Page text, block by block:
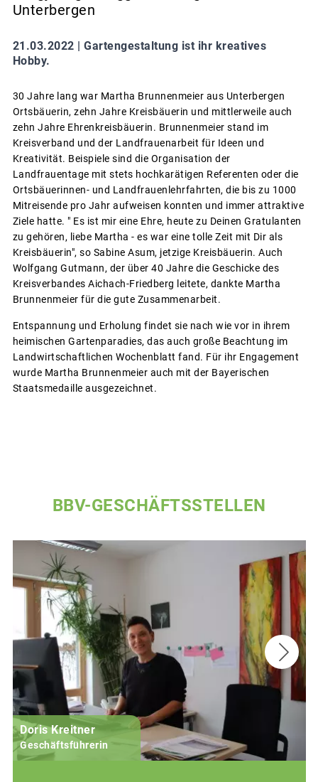
Unterbergen
21.03.2022 | Gartengestaltung ist ihr kreatives
Hobby.
30 Jahre lang war Martha Brunnenmeier aus Unterbergen
Ortsbäuerin, zehn Jahre Kreisbäuerin und mittlerweile auch
zehn Jahre Ehrenkreisbäuerin. Brunnenmeier stand im
Kreisverband und der Landfrauenarbeit für Ideen und
Kreativität. Beispiele sind die Organisation der
Landfrauentage mit stets hochkarätigen Referenten oder die
Ortsbäuerinnen- und Landfrauenlehrfahrten, die bis zu 1000
Mitreisende pro Jahr aufweisen konnten und immer attraktive
Ziele hatte. " Es ist mir eine Ehre, heute zu Deinen Gratulanten
zu gehören, liebe Martha - es war eine tolle Zeit mit Dir als
Kreisbäuerin", so Sabine Asum, jetzige Kreisbäuerin. Auch
Wolfgang Gutmann, der über 40 Jahre die Geschicke des
Kreisverbandes Aichach-Friedberg leitete, dankte Martha
Brunnenmeier für die gute Zusammenarbeit.
Entspannung und Erholung findet sie nach wie vor in ihrem
heimischen Gartenparadies, das auch große Beachtung im
Landwirtschaftlichen Wochenblatt fand. Für ihr Engagement
wurde Martha Brunnenmeier auch mit der Bayerischen
Staatsmedaille ausgezeichnet.
BBV-GESCHÄFTSSTELLEN
Doris Kreitner
Geschäftsführerin